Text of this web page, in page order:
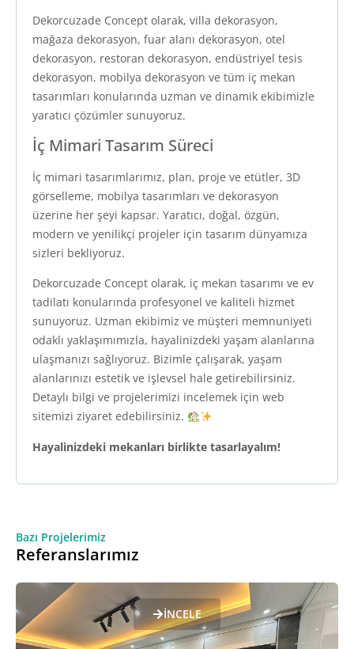
Dekorcuzade Concept olarak, villa dekorasyon,
mağaza dekorasyon, fuar alanı dekorasyon, otel
dekorasyon, restoran dekorasyon, endüstriyel tesis
dekorasyon, mobilya dekorasyon ve tüm iç mekan
tasarımları konularında uzman ve dinamik ekibimizle
yaratıcı çözümler sunuyoruz.
İç Mimari Tasarım Süreci
İç mimari tasarımlarımız, plan, proje ve etütler, 3D
görselleme, mobilya tasarımları ve dekorasyon
üzerine her şeyi kapsar. Yaratıcı, doğal, özgün,
modern ve yenilikçi projeler için tasarım dünyamıza
sizleri bekliyoruz.
Dekorcuzade Concept olarak, iç mekan tasarımı ve ev
tadilatı konularında profesyonel ve kaliteli hizmet
sunuyoruz. Uzman ekibimiz ve müşteri memnuniyeti
odaklı yaklaşımımızla, hayalinizdeki yaşam alanlarına
ulaşmanızı sağlıyoruz. Bizimle çalışarak, yaşam
alanlarınızı estetik ve işlevsel hale getirebilirsiniz.
Detaylı bilgi ve projelerimizi incelemek için web
sitemizi ziyaret edebilirsiniz.
Hayalinizdeki mekanları birlikte tasarlayalım!
Bazı Projelerimiz
Referanslarımız
İNCELE